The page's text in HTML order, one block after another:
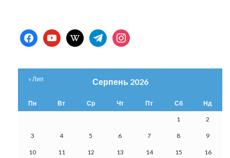
facebookyoutubewikipediatelegraminstagram
Серпень 2026
Пн Вт Ср Чт Пт Сб Нд
1 2
3 4 5 6 7 8 9
10 11 12 13 14 15 16
« Лип